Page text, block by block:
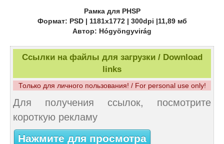
Рамка для PHSP
Формат: PSD | 1181x1772 | 300dpi |11,89 мб
Автор: Hógyöngyvirág
Ссылки на файлы для загрузки / Download
links
Только для личного пользования! / For personal use only!
Для получения ссылок, посмотрите
короткую рекламу
Нажмите для просмотра